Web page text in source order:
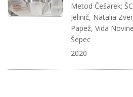
Metod Češarek;
Jelinič, Natalia
Papež, Vida
Šepec
2020